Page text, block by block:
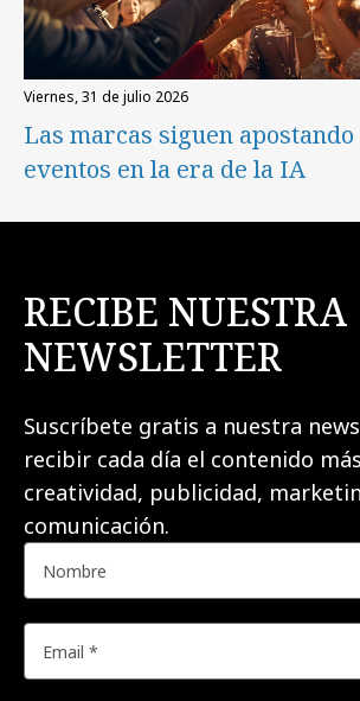
viernes, 31 de julio 2026
Las marcas siguen
eventos en la era de la IA
RECIBE NUESTRA
NEWSLETTER
Suscríbete gratis a nuestra
recibir cada día el contenido
creatividad, publicidad,
comunicación.